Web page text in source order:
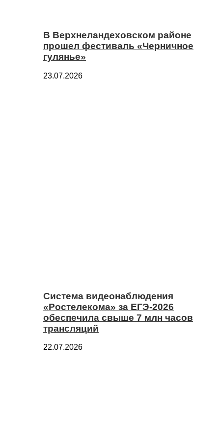
В Верхнеландеховском районе
прошел фестиваль «Черничное
гулянье»
23.07.2026
Система видеонаблюдения
«Ростелекома» за ЕГЭ-2026
обеспечила свыше 7 млн часов
трансляций
22.07.2026